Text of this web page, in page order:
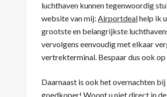
luchthaven kunnen tegenwoordig
website van mij: Airportdealhelp ik
grootste en belangrijkste
vervolgens eenvoudig met elkaar
vertrekterminal. Bespaar dus ook
Daarnaast is ook het overnachten
goedkoper! Woont u niet direct in